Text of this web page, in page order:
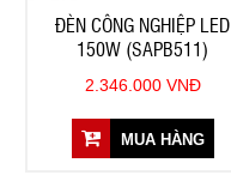
ĐÈN CÔNG NGHIỆP LED
150W (SAPB511)
2.346.000 VNĐ
MUA HÀNG